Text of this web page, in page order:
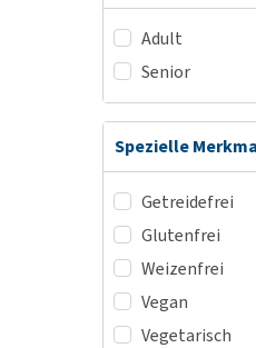
Adult
Senior
Spezielle
Getreidefrei
Glutenfrei
Weizenfrei
Vegan
Vegetarisch